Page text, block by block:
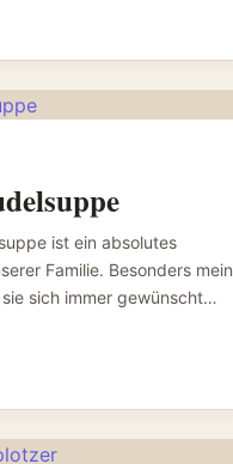
ist ein absolutes
Familie. Besonders mein
sich immer gewünscht…